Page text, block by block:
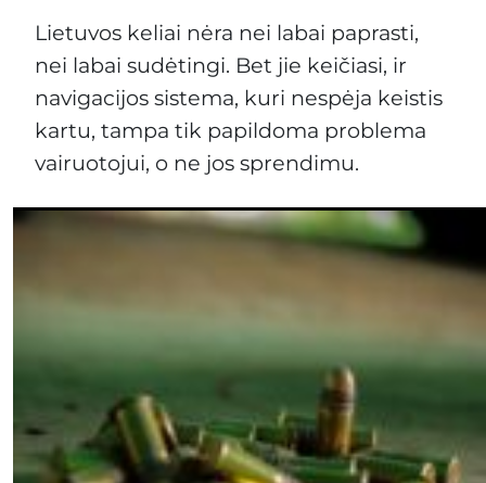
Lietuvos keliai nėra nei labai paprasti,
nei labai sudėtingi. Bet jie keičiasi, ir
navigacijos sistema, kuri nespėja keistis
kartu, tampa tik papildoma problema
vairuotojui, o ne jos sprendimu.